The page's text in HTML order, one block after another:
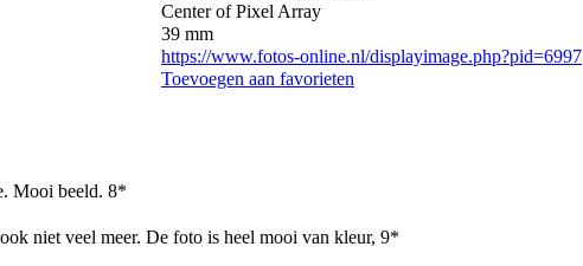
Center of Pixel Array
39 mm
https://www.fotos-online.nl/displayimage.php?pid=6997
Toevoegen aan favorieten
Mooi beeld. 8*
niet veel meer. De foto is heel mooi van kleur, 9*